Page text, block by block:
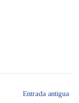
Entrada antigua